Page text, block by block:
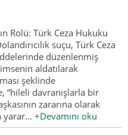
Rolü: Türk Ceza Hukuku
suçu, Türk Ceza
düzenlenmiş
aldatılarak
şeklinde
“hileli davranışlarla bir
zararına olarak
yarar...+Devamını oku